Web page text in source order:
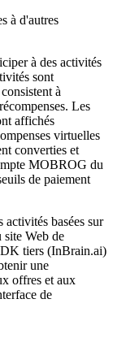
à d'autres
à des activités
sont
à
Les
affichés
virtuelles
converties et
MOBROG du
de paiement
activités basées sur
site Web de
tiers (InBrain.ai)
une
offres et aux
de